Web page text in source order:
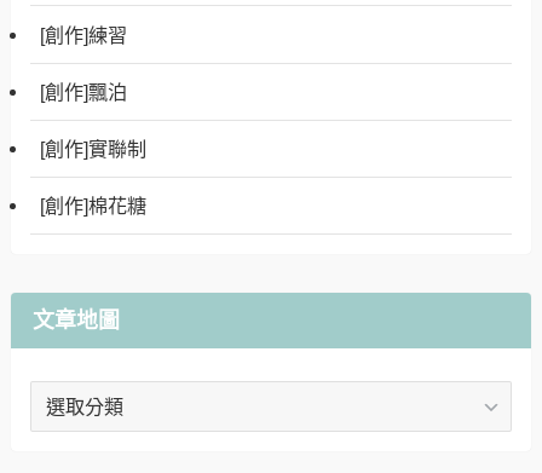
[創作]練習
[創作]飄泊
[創作]實聯制
[創作]棉花糖
文章地圖
文